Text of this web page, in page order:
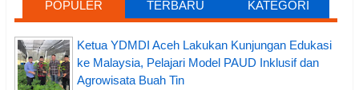
POPULER TERBARU KATEGORI
Ketua YDMDI Aceh Lakukan Kunjungan Edukasi
ke Malaysia, Pelajari Model PAUD Inklusif dan
Agrowisata Buah Tin